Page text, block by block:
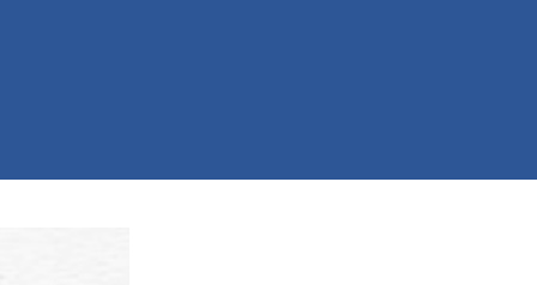
ECT. O PRH é um
voltado para a